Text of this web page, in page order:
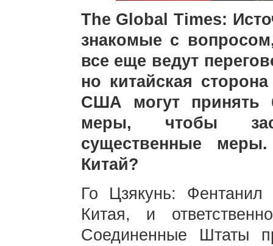
The Global Times:
знакомые с
все еще ведут
но китайская
США могут принять
меры, чтобы
существенные
Китай?
Го Цзякунь:
Китая, и
Соединенные Штаты